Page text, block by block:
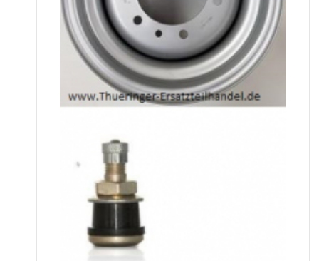
Scheibenrad, Felge, 10LBx15H2
6/161/205/ ET 60, 760065.03
Scheibenrad, Felge, 10LBx15H2
6/161/205/ ET 60, 760065.03, auf Wunsch
auchIncl. Ventil und Ventillochstopfen